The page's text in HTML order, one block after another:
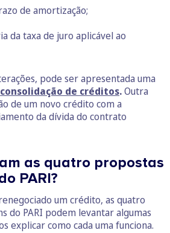
de amortização;
da taxa de juro aplicável ao
pode ser apresentada uma
consolidação de créditos.Outra
de um novo crédito com a
da dívida do contrato
as quatro propostas
PARI?
um crédito, as quatro
do PARI podem levantar algumas
explicar como cada uma funciona.